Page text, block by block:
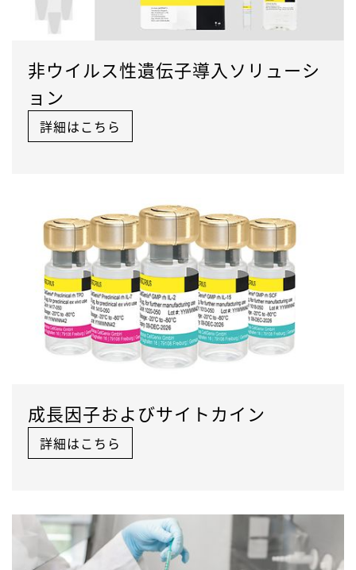
非ウイルス性遺伝子導入ソリューシ
ョン
詳細はこちら
成長因子およびサイトカイン
詳細はこちら